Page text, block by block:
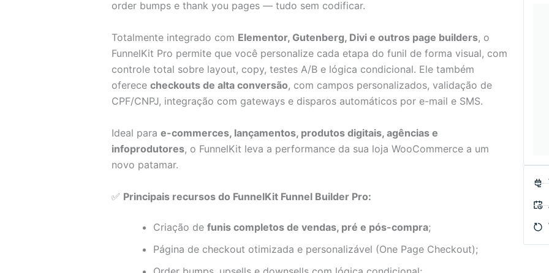
order bumps e thank you pages — tudo sem codificar.
Totalmente integrado com Elementor, Gutenberg, Divi e outros page builders, o
FunnelKit Pro permite que você personalize cada etapa do funil de forma visual, com
controle total sobre layout, copy, testes A/B e lógica condicional. Ele também
oferece checkouts de alta conversão, com campos personalizados, validação de
CPF/CNPJ, integração com gateways e disparos automáticos por e-mail e SMS.
Ideal para e-commerces, lançamentos, produtos digitais, agências e
infoprodutores, o FunnelKit leva a performance da sua loja WooCommerce a um
novo patamar.
✅ Principais recursos do FunnelKit Funnel Builder Pro:
Criação de funis completos de vendas, pré e pós-compra;
Página de checkout otimizada e personalizável (One Page Checkout);